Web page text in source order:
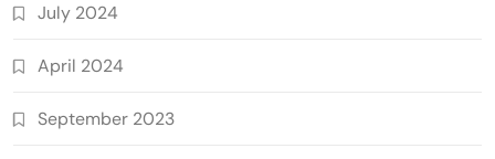
July 2024
April 2024
September 2023